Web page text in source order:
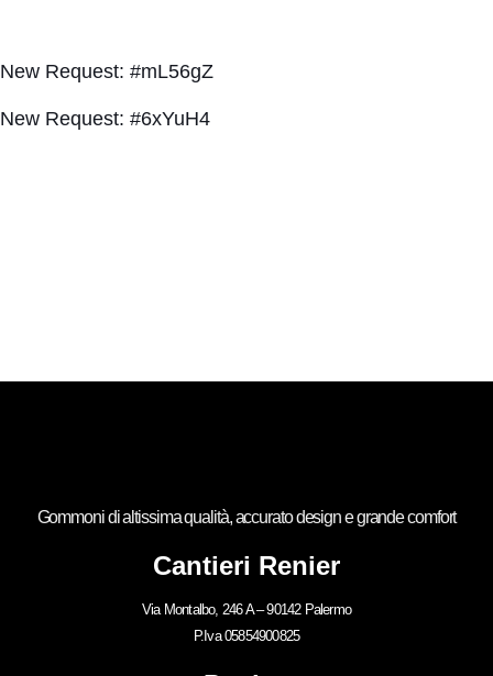
New Request: #mL56gZ
New Request: #6xYuH4
Gommoni di altissima qualità, accurato design e grande comfort
Cantieri Renier
Via Montalbo, 246 A – 90142 Palermo
P.Iva 05854900825